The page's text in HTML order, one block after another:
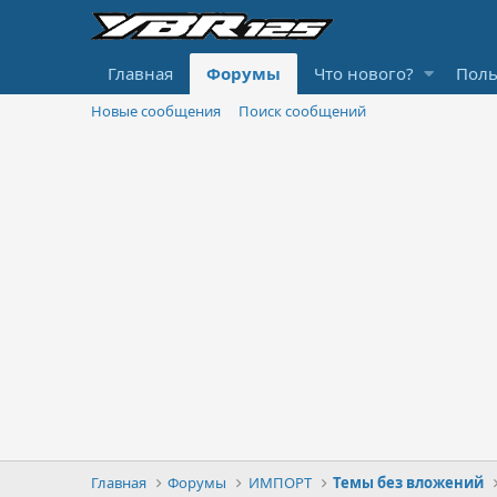
Главная Форумы Что нового?
Новые сообщения Поиск сообщений
Главная Форумы ИМПОРТ Темы без вложений